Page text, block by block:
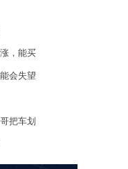
，能买
会失望
把车划